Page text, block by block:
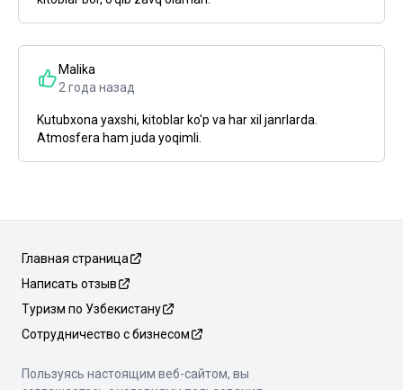
Malika
2 года назад
Kutubxona yaxshi, kitoblar ko'p va har xil janrlarda.
Atmosfera ham juda yoqimli.
Главная страница
Написать отзыв
Туризм по Узбекистану
Сотрудничество с бизнесом
Пользуясь настоящим веб-сайтом, вы